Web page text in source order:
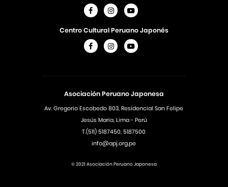
Asociación Peruano Japonesa
Av. Gregorio Escobedo 803, Residencial San Felipe
Jesús Maria, Lima - Perú
T.(511) 5187450, 5187500
info@apj.org.pe
Centro Cultural Peruano Japonés
© 2021 Asociación Peruano Japonesa